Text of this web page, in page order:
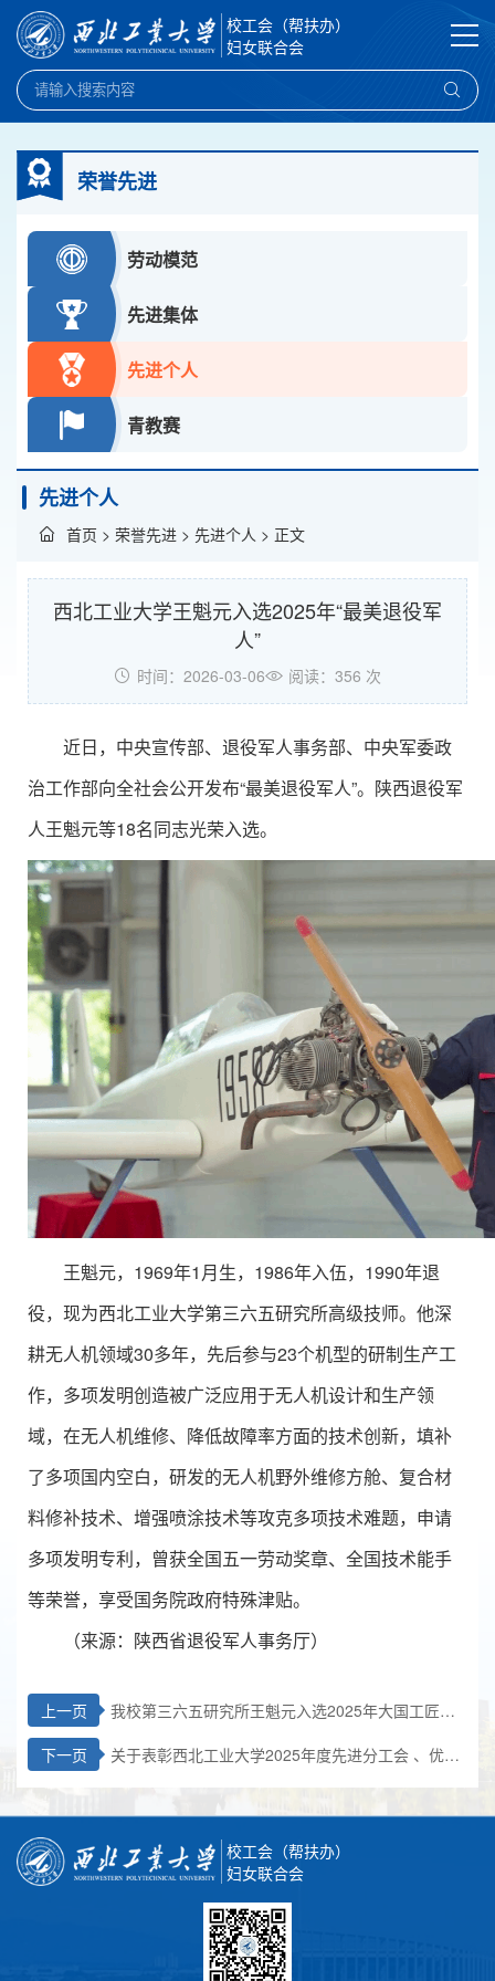
校工会（帮扶办）
妇女联合会
荣誉先进
劳动模范
先进集体
先进个人
青教赛
先进个人
首页 > 荣誉先进 > 先进个人 > 正文
西北工业大学王魁元入选2025年“最美退役军
人”
时间：2026-03-06 阅读： 356 次
近日，中央宣传部、退役军人事务部、中央军委政
治工作部向全社会公开发布“最美退役军人”。陕西退役军
人王魁元等18名同志光荣入选。
王魁元，1969年1月生，1986年入伍，1990年退
役，现为西北工业大学第三六五研究所高级技师。他深
耕无人机领域30多年，先后参与23个机型的研制生产工
作，多项发明创造被广泛应用于无人机设计和生产领
域，在无人机维修、降低故障率方面的技术创新，填补
了多项国内空白，研发的无人机野外维修方舱、复合材
料修补技术、增强喷涂技术等攻克多项技术难题，申请
多项发明专利，曾获全国五一劳动奖章、全国技术能手
等荣誉，享受国务院政府特殊津贴。
（来源：陕西省退役军人事务厅）
上一页
我校第三六五研究所王魁元入选2025年大国工匠名
单！
下一页
关于表彰西北工业大学2025年度先进分工会 、优秀
校工会（帮扶办）
妇女联合会